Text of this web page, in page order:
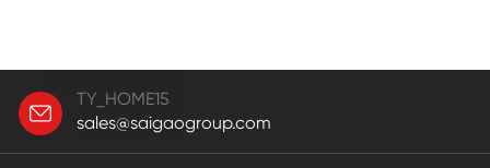
TY_HOME15
sales@saigaogroup.com